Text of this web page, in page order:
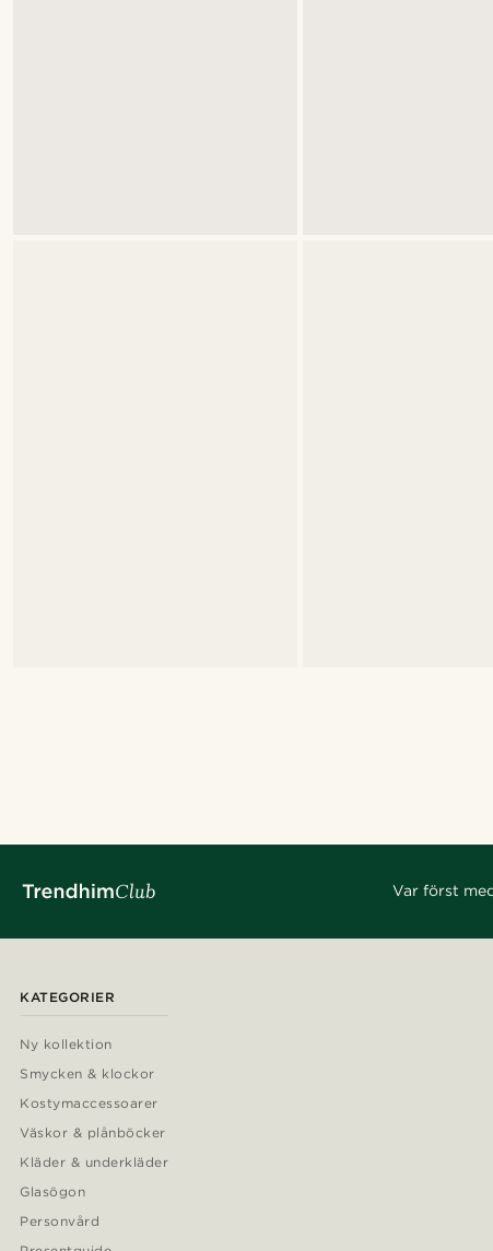
Var först
KATEGORIER
Ny kollektion
Smycken & klockor
Kostymaccessoarer
Väskor & plånböcker
Kläder & underkläder
Glasögon
Personvård